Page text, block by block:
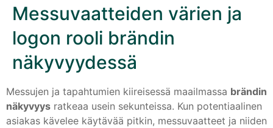
Messuvaatteiden värien ja
logon rooli brändin
näkyvyydessä
Messujen ja tapahtumien kiireisessä maailmassa brändin
näkyvyys ratkeaa usein sekunteissa. Kun potentiaalinen
asiakas kävelee käytävää pitkin, messuvaatteet ja niiden